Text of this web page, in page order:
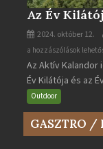
Az Év
2024. október 12.
Az
Év
Kilátója
és
az
Év
a hozzászólások
Az Aktív
Év Kilátója és az
Outdoor
GASZTRO /